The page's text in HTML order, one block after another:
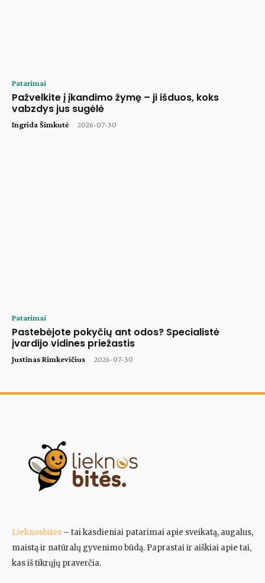
Patarimai
Pažvelkite į įkandimo žymę – ji išduos, koks
vabzdys jus sugėlė
Ingrida Šimkutė - 2026-07-30
Patarimai
Pastebėjote pokyčių ant odos? Specialistė
įvardijo vidines priežastis
Justinas Rimkevičius - 2026-07-30
Lieknosbitės – tai kasdieniai patarimai apie sveikatą, augalus,
maistą ir natūralų gyvenimo būdą. Paprastai ir aiškiai apie tai,
kas iš tikrųjų praverčia.